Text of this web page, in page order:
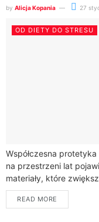
by Alicja Kopania 27
OD DIETY DO STRESU
Współczesna
na przestrzeni lat
materiały, które
protez zębowych.
rozwiązań,...
READ MORE